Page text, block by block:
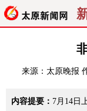
经济
纵横
来源： 太原晚报
内容提要： 7月14日